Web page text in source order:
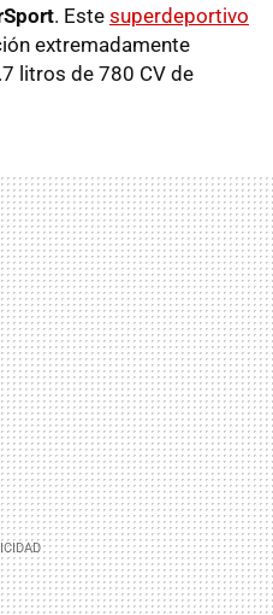
. Este superdeportivo
extremadamente
litros de 780 CV de